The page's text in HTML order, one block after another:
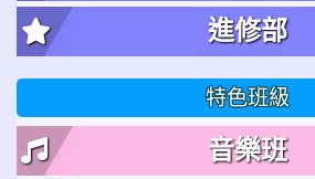
進修部
特色班級
音樂班